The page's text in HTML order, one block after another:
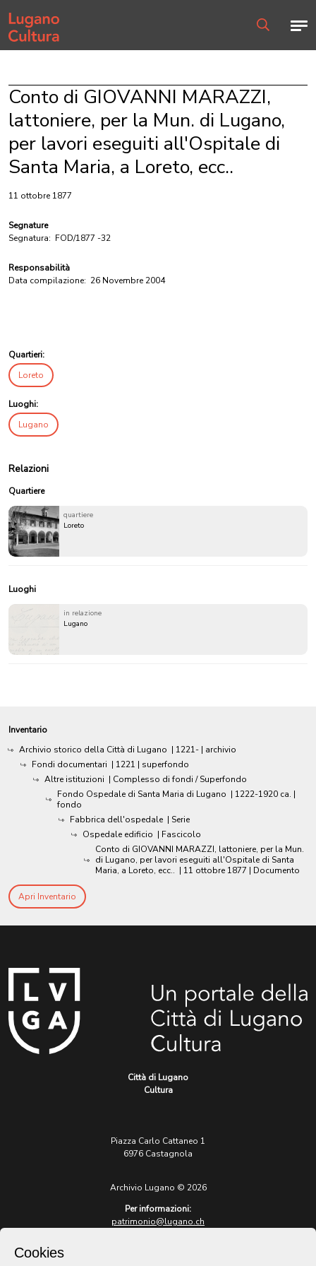
Home page
Conto di GIOVANNI MARAZZI,
lattoniere, per la Mun. di Lugano,
per lavori eseguiti all'Ospitale di
Santa Maria, a Loreto, ecc..
11 ottobre 1877
Segnature
Segnatura: FOD/1877 -32
Responsabilità
Data compilazione: 26 Novembre 2004
Quartieri:
Loreto
Luoghi:
Lugano
Relazioni
Quartiere
quartiere
Loreto
Luoghi
in relazione
Lugano
Inventario
Archivio storico della Città di Lugano | 1221- | archivio
Fondi documentari | 1221 | superfondo
Altre istituzioni | Complesso di fondi / Superfondo
Fondo Ospedale di Santa Maria di Lugano | 1222-1920 ca. |
fondo
Fabbrica dell'ospedale | Serie
Ospedale edificio | Fascicolo
Conto di GIOVANNI MARAZZI, lattoniere, per la Mun.
di Lugano, per lavori eseguiti all'Ospitale di Santa
Maria, a Loreto, ecc.. | 11 ottobre 1877 | Documento
Apri Inventario
Città di Lugano
Cultura
Piazza Carlo Cattaneo 1
6976 Castagnola
Archivio Lugano © 2026
Per informazioni:
patrimonio@lugano.ch
Cookies